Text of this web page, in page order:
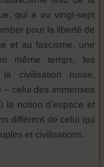
qui a vu vingt-sept
pour la liberté de
et au fascisme, une
même temps, les
civilisation russe,
celui des immenses
la notion d’espace et
différent de celui qui
et civilisations.